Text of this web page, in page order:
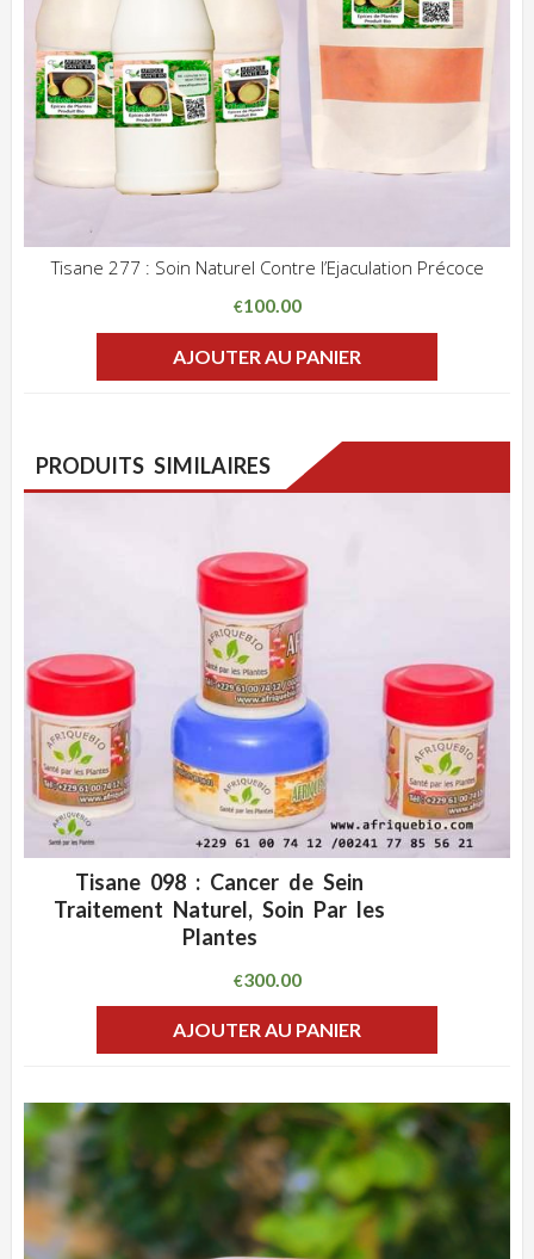
Tisane 277 : Soin Naturel Contre l’Ejaculation Précoce
€100.00
AJOUTER AU PANIER
PRODUITS SIMILAIRES
ADD WISHLIST
Tisane 098 : Cancer de Sein
Traitement Naturel, Soin Par les
Plantes
€300.00
AJOUTER AU PANIER